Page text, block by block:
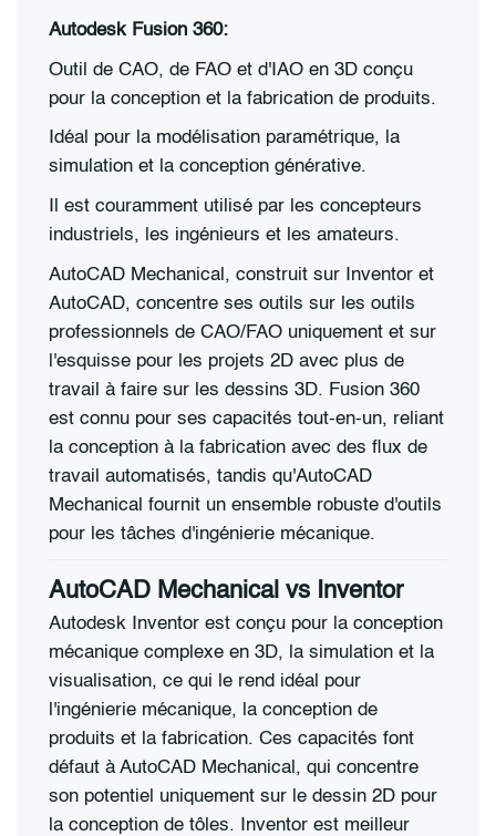
Autodesk Fusion 360:
Outil de CAO, de FAO et d'IAO en 3D conçu
pour la conception et la fabrication de produits.
Idéal pour la modélisation paramétrique, la
simulation et la conception générative.
Il est couramment utilisé par les concepteurs
industriels, les ingénieurs et les amateurs.
AutoCAD Mechanical, construit sur Inventor et
AutoCAD, concentre ses outils sur les outils
professionnels de CAO/FAO uniquement et sur
l'esquisse pour les projets 2D avec plus de
travail à faire sur les dessins 3D. Fusion 360
est connu pour ses capacités tout-en-un, reliant
la conception à la fabrication avec des flux de
travail automatisés, tandis qu'AutoCAD
Mechanical fournit un ensemble robuste d'outils
pour les tâches d'ingénierie mécanique.
AutoCAD Mechanical vs Inventor
Autodesk Inventor est conçu pour la conception
mécanique complexe en 3D, la simulation et la
visualisation, ce qui le rend idéal pour
l'ingénierie mécanique, la conception de
produits et la fabrication. Ces capacités font
défaut à AutoCAD Mechanical, qui concentre
son potentiel uniquement sur le dessin 2D pour
la conception de tôles. Inventor est meilleur